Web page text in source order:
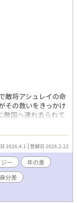
かの罠かと思って
テンキだとわかっ
うに。見た目はも
じゃないことに気
くしたパデュノは、
強さ』に憧れを持
ペルシアンヌスが
った。意を決して
ち、勝負を挑んで
も折り紙付き。負
敵将アシュレイの命
その救いをきっかけ
敵国へ連れ去られて
に強く惹かれてしま
力ずくで奪おうとす
、静かに逃げ道を塞
心も魂も揺さぶられ
。愛と魂の物語。
関係／後半シリア
外との関係描写あ
も、僕は王に恋を
2026.4.1 登録日 2026.2.22
ー
年の差
身分差